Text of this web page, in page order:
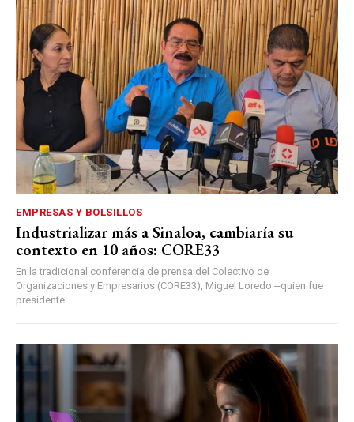
EMPRESAS Y BOLSILLOS
Industrializar más a Sinaloa, cambiaría su
contexto en 10 años: CORE33
En la tradicional conferencia de prensa del Colectivo de
Organizaciones y Empresarios (CORE33), Miguel Loredo --quien fue
presidente...